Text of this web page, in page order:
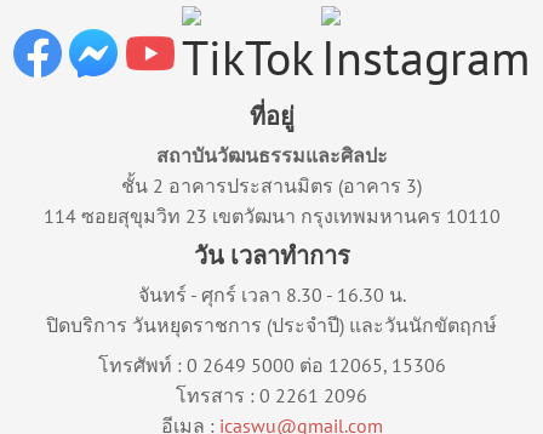
ที่อยู่
สถาบันวัฒนธรรมและศิลปะ
ชั้น 2 อาคารประสานมิตร (อาคาร 3)
114 ซอยสุขุมวิท 23 เขตวัฒนา กรุงเทพมหานคร 10110
วัน เวลาทำการ
จันทร์ - ศุกร์ เวลา 8.30 - 16.30 น.
ปิดบริการ วันหยุดราชการ (ประจำปี) และวันนักขัตฤกษ์
โทรศัพท์ : 0 2649 5000 ต่อ 12065, 15306
โทรสาร : 0 2261 2096
อีเมล : icaswu@gmail.com